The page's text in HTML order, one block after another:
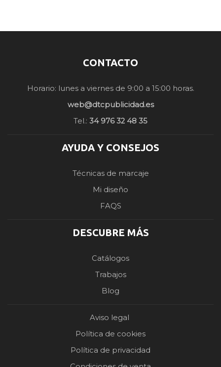
CONTACTO
Horario: lunes a viernes de 9:00 a 15:00 horas.
web@dtcpublicidad.es
Tel.: 34 976 32 48 35
AYUDA Y CONSEJOS
Técnicas de marcaje
Mi diseño
FAQS
DESCUBRE MÁS
Catálogos
Trabajos
Blog
Aviso legal
Política de cookies
Política de privacidad